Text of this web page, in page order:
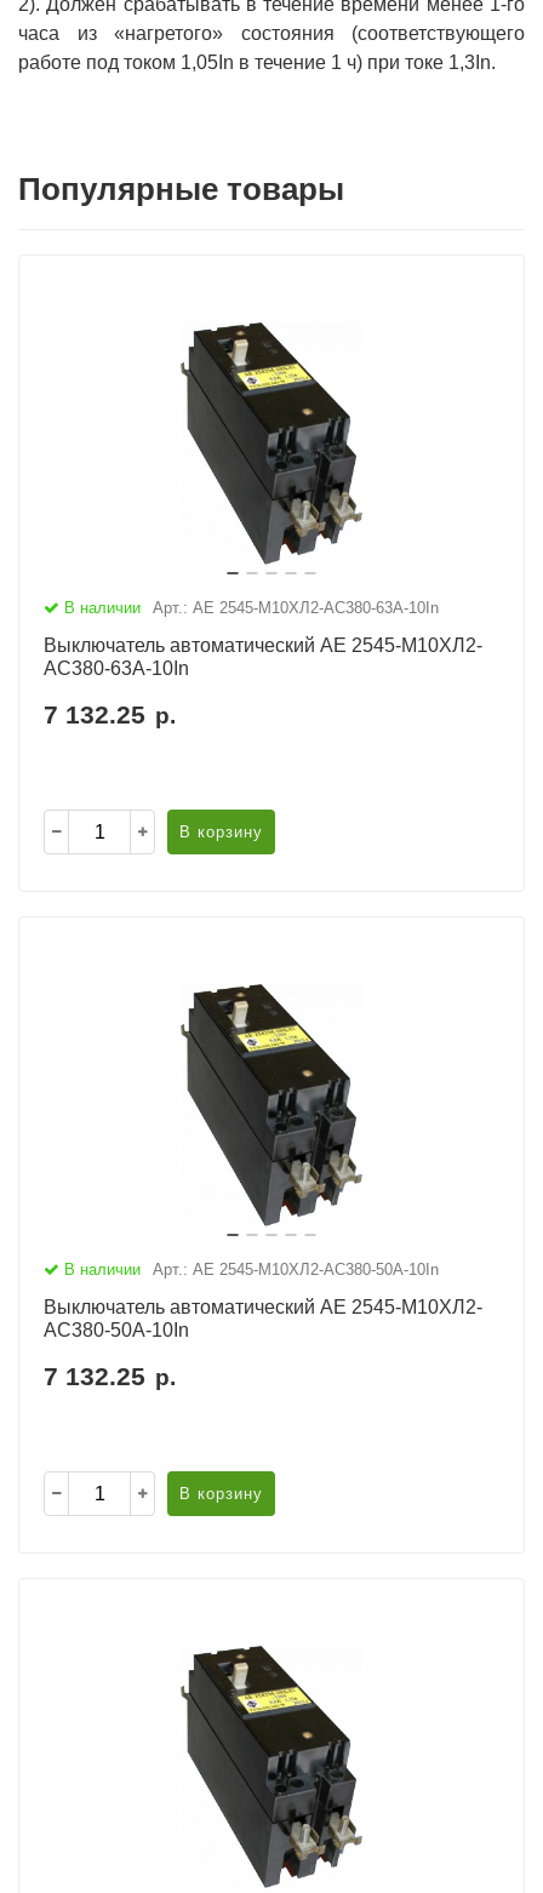
2). Должен срабатывать в течение времени менее 1-го
часа из «нагретого» состояния (соответствующего
работе под током 1,05In в течение 1 ч) при токе 1,3In.
Популярные товары
В наличии Арт.: АЕ 2545-М10ХЛ2-AC380-63А-10In
Выключатель автоматический АЕ 2545-М10ХЛ2-
AC380-63А-10In
7 132.25 р.
В корзину
В наличии Арт.: АЕ 2545-М10ХЛ2-AC380-50А-10In
Выключатель автоматический АЕ 2545-М10ХЛ2-
AC380-50А-10In
7 132.25 р.
В корзину